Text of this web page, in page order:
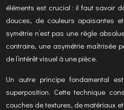
éléments est crucial : il faut savoir
douces, de couleurs apaisantes
symétrie n’est pas une règle
contraire, une asymétrie maîtrisée
de l’intérêt visuel à une pièce.
Un autre principe fondamental
superposition. Cette technique
couches de textures, de matériaux